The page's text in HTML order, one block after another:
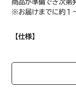
商品が準備でき次第
※お届けまでに約１
【仕様】
商品番号：【ノー